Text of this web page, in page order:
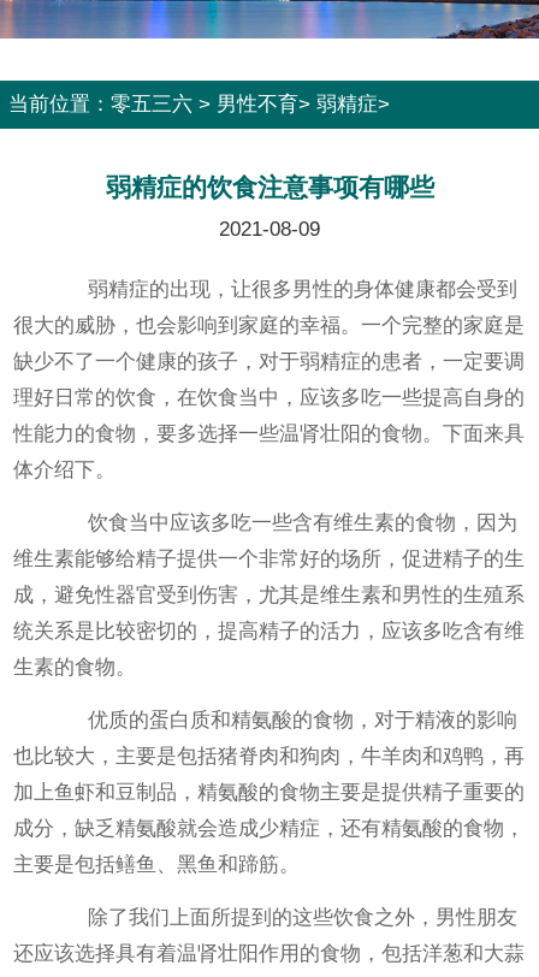
当前位置： 零五三六 > 男性不育> 弱精症>
弱精症的饮食注意事项有哪些
2021-08-09
弱精症的出现，让很多男性的身体健康都会受到
很大的威胁，也会影响到家庭的幸福。一个完整的家庭是
缺少不了一个健康的孩子，对于弱精症的患者，一定要调
理好日常的饮食，在饮食当中，应该多吃一些提高自身的
性能力的食物，要多选择一些温肾壮阳的食物。下面来具
体介绍下。
饮食当中应该多吃一些含有维生素的食物，因为
维生素能够给精子提供一个非常好的场所，促进精子的生
成，避免性器官受到伤害，尤其是维生素和男性的生殖系
统关系是比较密切的，提高精子的活力，应该多吃含有维
生素的食物。
优质的蛋白质和精氨酸的食物，对于精液的影响
也比较大，主要是包括猪脊肉和狗肉，牛羊肉和鸡鸭，再
加上鱼虾和豆制品，精氨酸的食物主要是提供精子重要的
成分，缺乏精氨酸就会造成少精症，还有精氨酸的食物，
主要是包括鳝鱼、黑鱼和蹄筋。
除了我们上面所提到的这些饮食之外，男性朋友
还应该选择具有着温肾壮阳作用的食物，包括洋葱和大蒜